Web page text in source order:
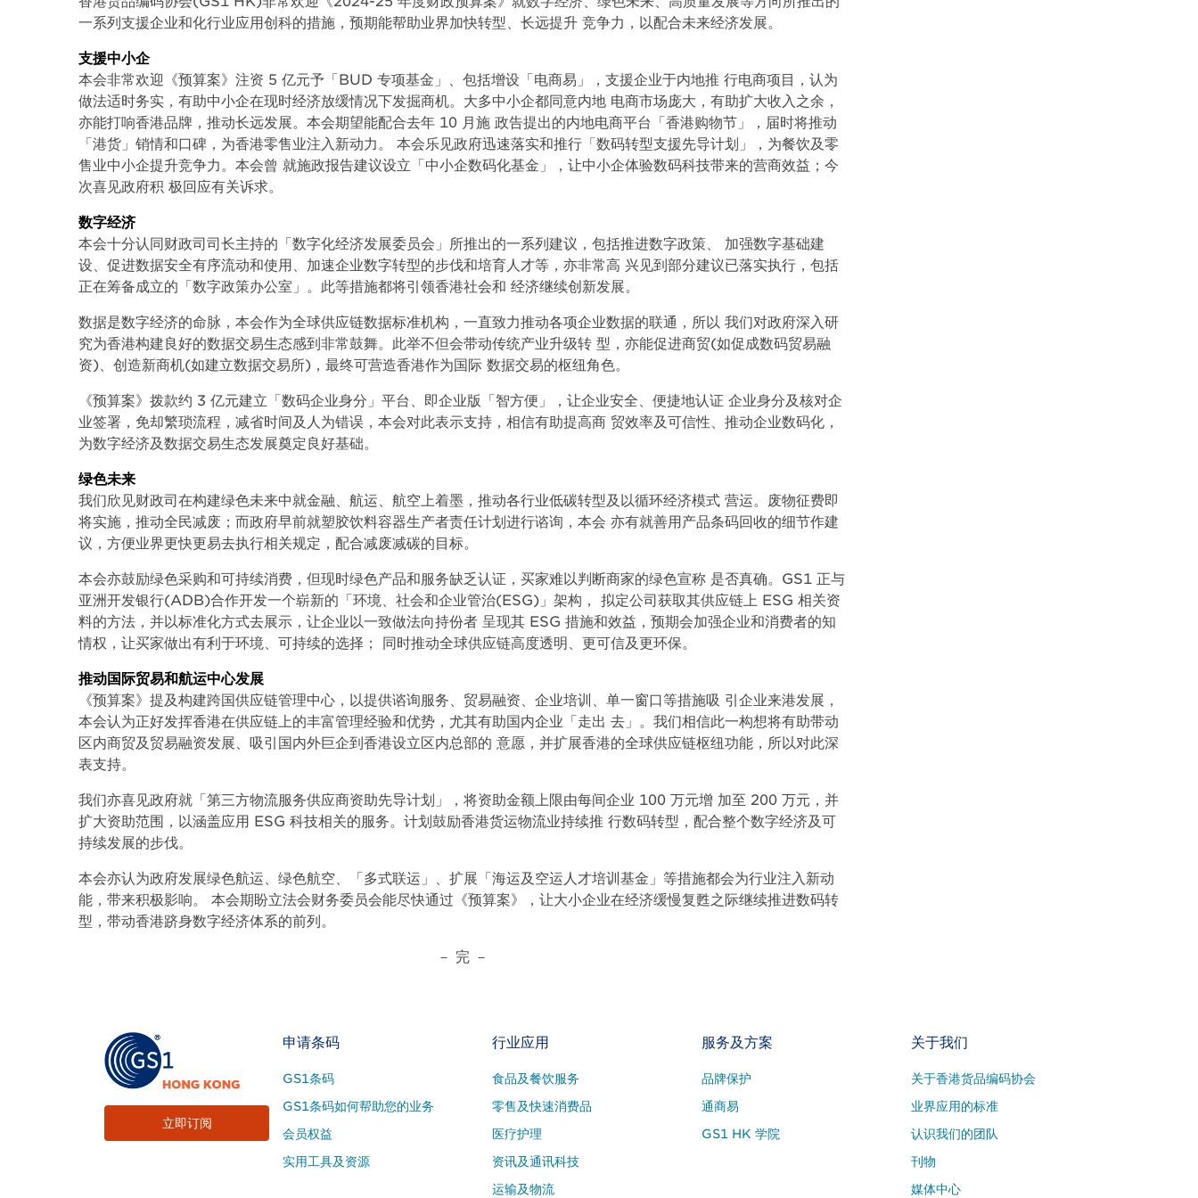
一系列支援企业和化行业应用创科的措施，预期能帮助业界加快转型、长远提升 竞争力，以配合未来经济发展。
支援中小企
本会非常欢迎《预算案》注资 5 亿元予「BUD 专项基金」、包括增设「电商易」，支援企业于内地推 行电商项目，认为
做法适时务实，有助中小企在现时经济放缓情况下发掘商机。大多中小企都同意内地 电商市场庞大，有助扩大收入之余，
亦能打响香港品牌，推动长远发展。本会期望能配合去年 10 月施 政告提出的内地电商平台「香港购物节」，届时将推动
「港货」销情和口碑，为香港零售业注入新动力。 本会乐见政府迅速落实和推行「数码转型支援先导计划」，为餐饮及零
售业中小企提升竞争力。本会曾 就施政报告建议设立「中小企数码化基金」，让中小企体验数码科技带来的营商效益；今
次喜见政府积 极回应有关诉求。
数字经济
本会十分认同财政司司长主持的「数字化经济发展委员会」所推出的一系列建议，包括推进数字政策、 加强数字基础建
设、促进数据安全有序流动和使用、加速企业数字转型的步伐和培育人才等，亦非常高 兴见到部分建议已落实执行，包括
正在筹备成立的「数字政策办公室」。此等措施都将引领香港社会和 经济继续创新发展。
数据是数字经济的命脉，本会作为全球供应链数据标准机构，一直致力推动各项企业数据的联通，所以 我们对政府深入研
究为香港构建良好的数据交易生态感到非常鼓舞。此举不但会带动传统产业升级转 型，亦能促进商贸(如促成数码贸易融
资)、创造新商机(如建立数据交易所)，最终可营造香港作为国际 数据交易的枢纽角色。
《预算案》拨款约 3 亿元建立「数码企业身分」平台、即企业版「智方便」，让企业安全、便捷地认证 企业身分及核对企
业签署，免却繁琐流程，减省时间及人为错误，本会对此表示支持，相信有助提高商 贸效率及可信性、推动企业数码化，
为数字经济及数据交易生态发展奠定良好基础。
绿色未来
我们欣见财政司在构建绿色未来中就金融、航运、航空上着墨，推动各行业低碳转型及以循环经济模式 营运。废物征费即
将实施，推动全民减废；而政府早前就塑胶饮料容器生产者责任计划进行谘询，本会 亦有就善用产品条码回收的细节作建
议，方便业界更快更易去执行相关规定，配合减废减碳的目标。
本会亦鼓励绿色采购和可持续消费，但现时绿色产品和服务缺乏认证，买家难以判断商家的绿色宣称 是否真确。GS1 正与
亚洲开发银行(ADB)合作开发一个崭新的「环境、社会和企业管治(ESG)」架构， 拟定公司获取其供应链上 ESG 相关资
料的方法，并以标准化方式去展示，让企业以一致做法向持份者 呈现其 ESG 措施和效益，预期会加强企业和消费者的知
情权，让买家做出有利于环境、可持续的选择； 同时推动全球供应链高度透明、更可信及更环保。
推动国际贸易和航运中心发展
《预算案》提及构建跨国供应链管理中心，以提供谘询服务、贸易融资、企业培训、单一窗口等措施吸 引企业来港发展，
本会认为正好发挥香港在供应链上的丰富管理经验和优势，尤其有助国内企业「走出 去」。我们相信此一构想将有助带动
区内商贸及贸易融资发展、吸引国内外巨企到香港设立区内总部的 意愿，并扩展香港的全球供应链枢纽功能，所以对此深
表支持。
我们亦喜见政府就「第三方物流服务供应商资助先导计划」，将资助金额上限由每间企业 100 万元增 加至 200 万元，并
扩大资助范围，以涵盖应用 ESG 科技相关的服务。计划鼓励香港货运物流业持续推 行数码转型，配合整个数字经济及可
持续发展的步伐。
本会亦认为政府发展绿色航运、绿色航空、「多式联运」、扩展「海运及空运人才培训基金」等措施都会为行业注入新动
能，带来积极影响。 本会期盼立法会财务委员会能尽快通过《预算案》，让大小企业在经济缓慢复甦之际继续推进数码转
型，带动香港跻身数字经济体系的前列。
－ 完 －
立即订阅
Footer
Site
Menu
申请条码
GS1条码
GS1条码如何帮助您的业务
会员权益
实用工具及资源
行业应用
食品及餐饮服务
零售及快速消费品
医疗护理
资讯及通讯科技
运输及物流
服务及方案
品牌保护
通商易
GS1 HK 学院
关于我们
关于香港货品编码协会
业界应用的标准
认识我们的团队
刊物
媒体中心